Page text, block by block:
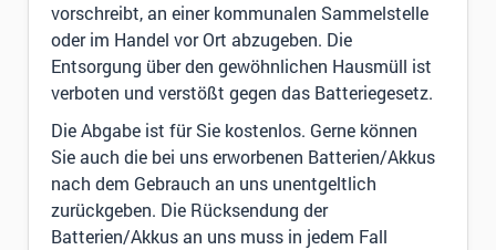
vorschreibt, an einer kommunalen Sammelstelle
oder im Handel vor Ort abzugeben. Die
Entsorgung über den gewöhnlichen Hausmüll ist
verboten und verstößt gegen das Batteriegesetz.
Die Abgabe ist für Sie kostenlos. Gerne können
Sie auch die bei uns erworbenen Batterien/Akkus
nach dem Gebrauch an uns unentgeltlich
zurückgeben. Die Rücksendung der
Batterien/Akkus an uns muss in jedem Fall